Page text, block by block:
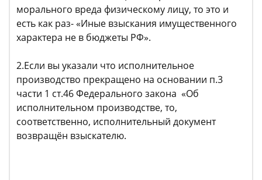
морального вреда физическому лицу, то это и
есть как раз- «Иные взыскания имущественного
характера не в бюджеты РФ».
2.Если вы указали что исполнительное
производство прекращено на основании п.3
части 1 ст.46 Федерального закона «Об
исполнительном производстве, то,
соответственно, исполнительный документ
возвращён взыскателю.